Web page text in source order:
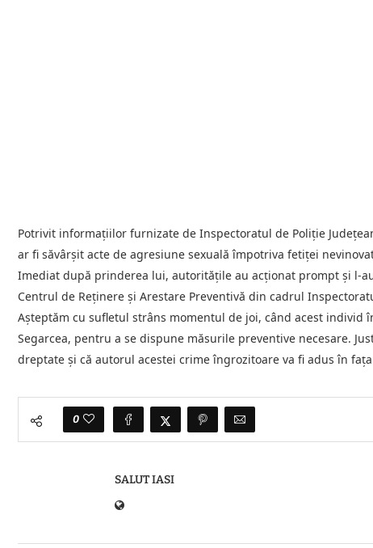
Potrivit informațiilor furnizate de Inspectoratul de Poliție
ar fi săvârșit acte de agresiune sexuală împotriva fetiței
Imediat după prinderea lui, autoritățile au acționat prompt și l-
Centrul de Reținere și Arestare Preventivă din cadrul
Așteptăm cu sufletul strâns momentul de joi, când acest individ
Segarcea, pentru a se dispune măsurile preventive necesare.
dreptate și că autorul acestei crime îngrozitoare va fi adus în
0
SALUT IASI